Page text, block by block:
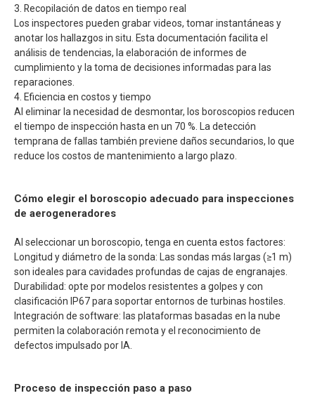
3. Recopilación de datos en tiempo real
Los inspectores pueden grabar videos, tomar instantáneas y
anotar los hallazgos in situ. Esta documentación facilita el
análisis de tendencias, la elaboración de informes de
cumplimiento y la toma de decisiones informadas para las
reparaciones.
4. Eficiencia en costos y tiempo
Al eliminar la necesidad de desmontar, los boroscopios reducen
el tiempo de inspección hasta en un 70 %. La detección
temprana de fallas también previene daños secundarios, lo que
reduce los costos de mantenimiento a largo plazo.
Cómo elegir el boroscopio adecuado para inspecciones
de aerogeneradores
Al seleccionar un boroscopio, tenga en cuenta estos factores:
Longitud y diámetro de la sonda: Las sondas más largas (≥1 m)
son ideales para cavidades profundas de cajas de engranajes.
Durabilidad: opte por modelos resistentes a golpes y con
clasificación IP67 para soportar entornos de turbinas hostiles.
Integración de software: las plataformas basadas en la nube
permiten la colaboración remota y el reconocimiento de
defectos impulsado por IA.
Proceso de inspección paso a paso